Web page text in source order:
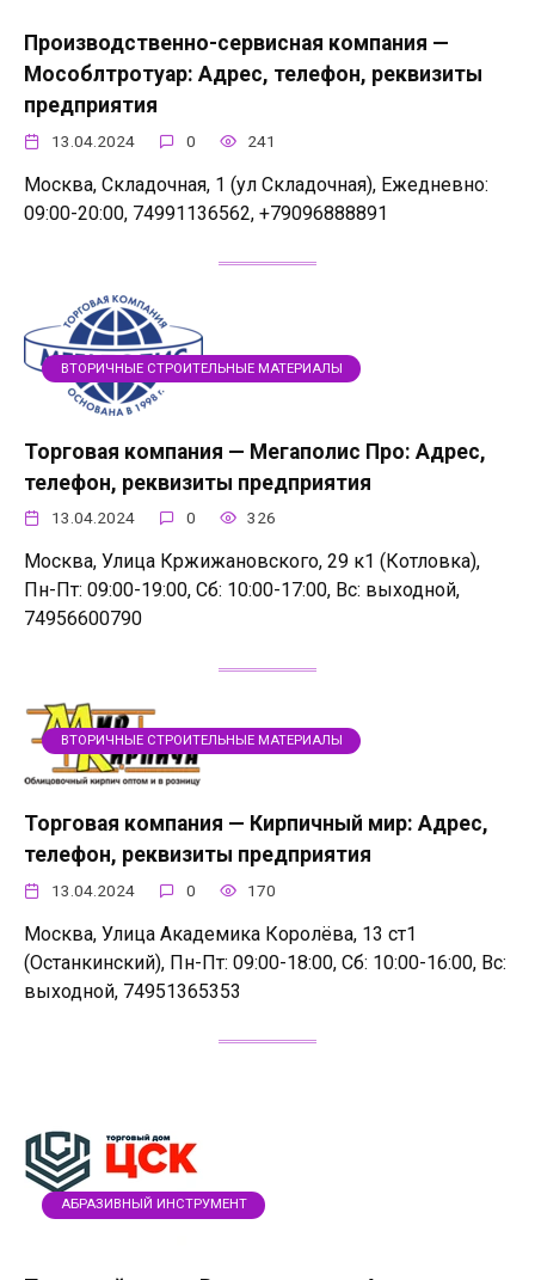
Производственно-сервисная компания —
Мособлтротуар: Адрес, телефон, реквизиты
предприятия
13.04.2024 0 241
Москва, Складочная, 1 (ул Складочная), Ежедневно:
09:00-20:00, 74991136562, +79096888891
ВТОРИЧНЫЕ СТРОИТЕЛЬНЫЕ МАТЕРИАЛЫ
Торговая компания — Мегаполис Про: Адрес,
телефон, реквизиты предприятия
13.04.2024 0 326
Москва, Улица Кржижановского, 29 к1 (Котловка),
Пн-Пт: 09:00-19:00, Сб: 10:00-17:00, Вс: выходной,
74956600790
ВТОРИЧНЫЕ СТРОИТЕЛЬНЫЕ МАТЕРИАЛЫ
Торговая компания — Кирпичный мир: Адрес,
телефон, реквизиты предприятия
13.04.2024 0 170
Москва, Улица Академика Королёва, 13 ст1
(Останкинский), Пн-Пт: 09:00-18:00, Сб: 10:00-16:00, Вс:
выходной, 74951365353
АБРАЗИВНЫЙ ИНСТРУМЕНТ